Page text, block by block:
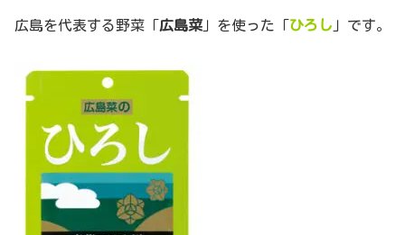
広島を代表する野菜「広島菜 」を使った「ひろし 」です。